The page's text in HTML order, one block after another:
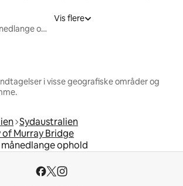
Lejeboliger til månedlange ophold
Vis flere
i visse geografiske områder og
Sydaustralien
of Murray Bridge
ophold